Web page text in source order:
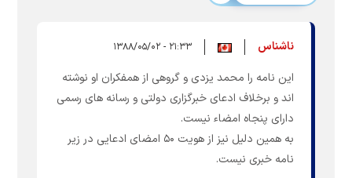
ناشناس ۲۱:۳۳ - ۱۳۸۸/۰۵/۰۲
این نامه را محمد یزدی و گروهی از همفکران او نوشته
اند و برخلاف ادعای خبرگزاری دولتی و رسانه های رسمی
دارای پنجاه امضاء نیست.
به همین دلیل نیز از هویت ۵۰ امضای ادعایی در زیر
نامه خبری نیست.